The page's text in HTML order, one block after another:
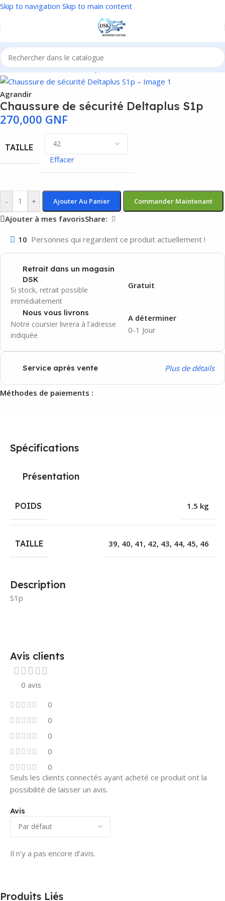
Skip to navigation Skip to main content
Accueil/EPI/Protection des pieds
Agrandir
Chaussure de sécurité Deltaplus S1p
270,000 GNF
TAILLE
Effacer
- + Ajouter Au Panier Commander Maintenant
Ajouter à mes favorisShare:
10 Personnes qui regardent ce produit actuellement !
Retrait dans un magasin
DSK
Si stock, retrait possible
immédiatement
Gratuit
Nous vous livrons
Notre coursier livrera à l'adresse
indiquée
0-1 Jour
A déterminer
Service après vente Plus de détails
Méthodes de paiements :
Description
S1p
Spécifications
Présentation
POIDS 1.5 kg
TAILLE 39, 40, 41 , 42, 43, 44, 45, 46
Avis clients
0 avis
0
0
0
0
0
Avis
Il n’y a pas encore d’avis.
Seuls les clients connectés ayant acheté ce produit ont la
possibilité de laisser un avis.
Produits Liés